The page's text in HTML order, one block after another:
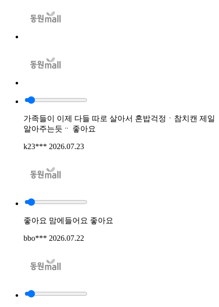
가족들이 이제 다들 따로 살아서 혼밥걱정ㆍ참치캔 제일
알아주는듯ᆢ 좋아요
k23*** 2026.07.23
좋아요 맘에들어요 좋아요
bbo*** 2026.07.22